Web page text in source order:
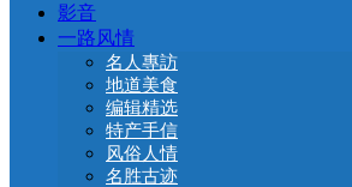
影音
一路风情
名人專訪
地道美食
编辑精选
特产手信
风俗人情
名胜古迹